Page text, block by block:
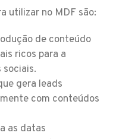
utilizar no MDF são:
de conteúdo
ricos para a
sociais.
gera leads
com conteúdos
as datas